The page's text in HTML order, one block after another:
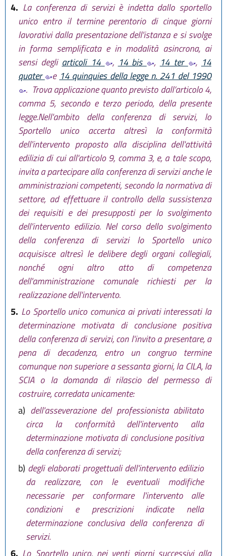
4. La conferenza di servizi è indetta dallo sportello
unico entro il termine perentorio di cinque giorni
lavorativi dalla presentazione dell'istanza e si svolge
in forma semplificata e in modalità asincrona, ai
sensi degli articoli 14 , 14 bis , 14 ter , 14
quater
e 14 quinquies della legge n. 241 del 1990
. Trova applicazione quanto previsto dall’articolo 4,
comma 5, secondo e terzo periodo, della presente
legge.Nell'ambito della conferenza di servizi, lo
Sportello unico accerta altresì la conformità
dell'intervento proposto alla disciplina dell'attività
edilizia di cui all'articolo 9, comma 3, e, a tale scopo,
invita a partecipare alla conferenza di servizi anche le
amministrazioni competenti, secondo la normativa di
settore, ad effettuare il controllo della sussistenza
dei requisiti e dei presupposti per lo svolgimento
dell'intervento edilizio. Nel corso dello svolgimento
della conferenza di servizi lo Sportello unico
acquisisce altresì le delibere degli organi collegiali,
nonché ogni altro atto di competenza
dell'amministrazione comunale richiesti per la
realizzazione dell'intervento.
5. Lo Sportello unico comunica ai privati interessati la
determinazione motivata di conclusione positiva
della conferenza di servizi, con l'invito a presentare, a
pena di decadenza, entro un congruo termine
comunque non superiore a sessanta giorni, la CILA, la
SCIA o la domanda di rilascio del permesso di
costruire, corredata unicamente:
a) dell'asseverazione del professionista abilitato
circa la conformità dell'intervento alla
determinazione motivata di conclusione positiva
della conferenza di servizi;
b) degli elaborati progettuali dell'intervento edilizio
da realizzare, con le eventuali modifiche
necessarie per conformare l'intervento alle
condizioni e prescrizioni indicate nella
determinazione conclusiva della conferenza di
servizi.
6. Lo Sportello unico, nei venti giorni successivi alla